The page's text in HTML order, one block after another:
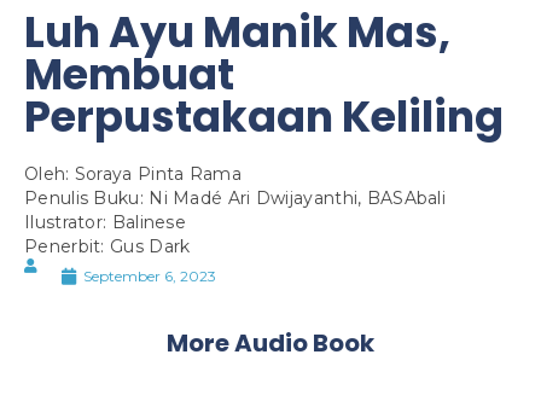
Luh Ayu Manik Mas,
Membuat
Perpustakaan Keliling
Oleh: Soraya Pinta Rama
Penulis Buku: Ni Madé Ari Dwijayanthi, BASAbali
Ilustrator: Balinese
Penerbit: Gus Dark
September 6, 2023
More Audio Book